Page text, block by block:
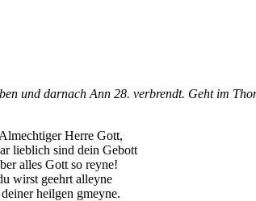
und darnach Ann 28. verbrendt. Geht im
Herre Gott,
lieblich sind dein Gebott
alles Gott so reyne!
wirst geehrt alleyne
heilgen gmeyne.